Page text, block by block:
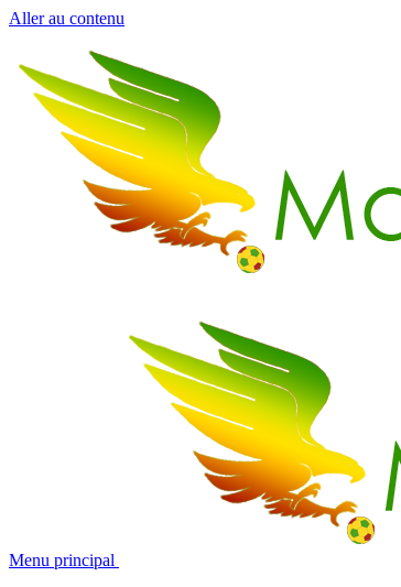
Aller au contenu
Menu principal